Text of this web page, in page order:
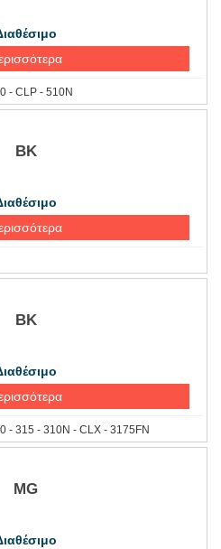
- CLP - 510N
BK
BK
- 315 - 310N - CLX - 3175FN
MG